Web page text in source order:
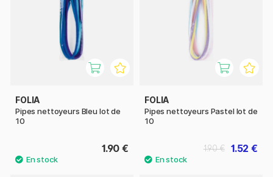
FOLIA
Pipes nettoyeurs Bleu lot de
10
1.90 €
FOLIA
Pipes nettoyeurs Pastel lot de
10
1.52 €
1.90 €